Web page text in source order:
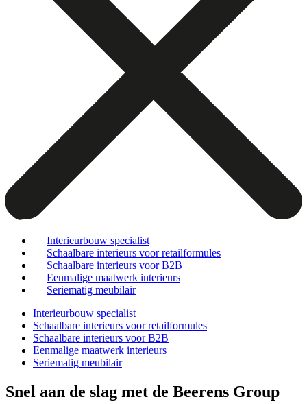
Interieurbouw specialist
Schaalbare interieurs voor retailformules
Schaalbare interieurs voor B2B
Eenmalige maatwerk interieurs
Seriematig meubilair
Interieurbouw specialist
Schaalbare interieurs voor retailformules
Schaalbare interieurs voor B2B
Eenmalige maatwerk interieurs
Seriematig meubilair
Snel aan de slag met de Beerens Group